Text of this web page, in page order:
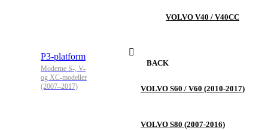
VOLVO V40 / V40CC
P3-platform
Moderne S-, V-
og XC-modeller
(2007–2017)
BACK
VOLVO S60 / V60 (2010-2017)
VOLVO S80 (2007-2016)